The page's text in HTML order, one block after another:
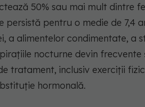
50% sau mai mult dintre
pentru o medie de 7,4
a alimentelor condimentate, a
nocturne devin frecvente
tratament, inclusiv exerciții
hormonală.